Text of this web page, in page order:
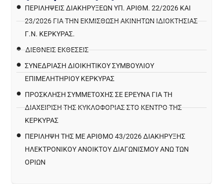
ΠΕΡΙΛΉΨΕΙΣ ΔΙΑΚΗΡΎΞΕΩΝ ΥΠ. ΑΡΙΘΜ. 22/2026 ΚΑΙ
23/2026 ΓΙΑ ΤΗΝ ΕΚΜΊΣΘΩΣΗ ΑΚΙΝΉΤΩΝ ΙΔΙΟΚΤΗΣΊΑΣ
Γ.Ν. ΚΈΡΚΥΡΑΣ.
ΔΙΕΘΝΕΙΣ ΕΚΘΕΣΕΙΣ
ΣΥΝΕΔΡΙΑΣΗ ΔΙΟΙΚΗΤΙΚΟΥ ΣΥΜΒΟΥΛΙΟΥ
ΕΠΙΜΕΛΗΤΗΡΙΟΥ ΚΕΡΚΥΡΑΣ
ΠΡΌΣΚΛΗΣΗ ΣΥΜΜΕΤΟΧΉΣ ΣΕ ΈΡΕΥΝΑ ΓΙΑ ΤΗ
ΔΙΑΧΕΊΡΙΣΗ ΤΗΣ ΚΥΚΛΟΦΟΡΊΑΣ ΣΤΟ ΚΈΝΤΡΟ ΤΗΣ
ΚΈΡΚΥΡΑΣ
ΠΕΡΙΛΗΨΗ ΤΗΣ ΜΕ ΑΡΙΘΜΟ 43/2026 ΔΙΑΚΗΡΥΞΗΣ
ΗΛΕΚΤΡΟΝΙΚΟΥ ΑΝΟΙΚΤΟΥ ΔΙΑΓΩΝΙΣΜΟΥ ΑΝΩ ΤΩΝ
ΟΡΙΩΝ